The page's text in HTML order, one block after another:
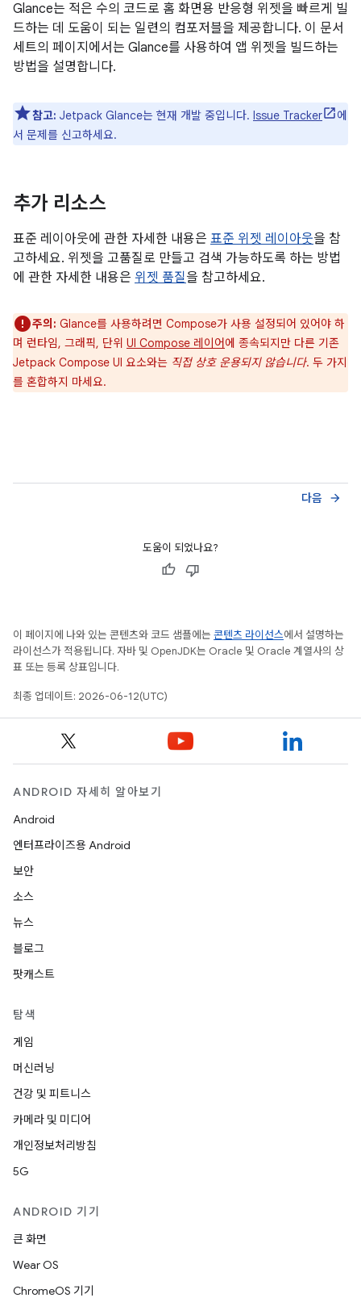
Glance는 적은 수의 코드로 홈 화면용 반응형 위젯을 빠르게 빌
드하는 데 도움이 되는 일련의 컴포저블을 제공합니다. 이 문서
세트의 페이지에서는 Glance를 사용하여 앱 위젯을 빌드하는
방법을 설명합니다.
참고: Jetpack Glance는 현재 개발 중입니다. Issue Tracker
에
서 문제를 신고하세요.
추가 리소스
표준 레이아웃에 관한 자세한 내용은 표준 위젯 레이아웃을 참
고하세요. 위젯을 고품질로 만들고 검색 가능하도록 하는 방법
에 관한 자세한 내용은 위젯 품질을 참고하세요.
주의: Glance를 사용하려면 Compose가 사용 설정되어 있어야 하
며 런타임, 그래픽, 단위 UI Compose 레이어에 종속되지만 다른 기존
Jetpack Compose UI 요소와는 직접 상호 운용되지 않습니다. 두 가지
를 혼합하지 마세요.
다음 arrow_forward
도움이 되었나요?
이 페이지에 나와 있는 콘텐츠와 코드 샘플에는 콘텐츠 라이선스에서 설명하는
라이선스가 적용됩니다. 자바 및 OpenJDK는 Oracle 및 Oracle 계열사의 상
표 또는 등록 상표입니다.
최종 업데이트: 2026-06-12(UTC)
ANDROID 자세히 알아보기
Android
엔터프라이즈용 Android
보안
소스
뉴스
블로그
팟캐스트
탐색
게임
머신러닝
건강 및 피트니스
카메라 및 미디어
개인정보처리방침
5G
ANDROID 기기
큰 화면
Wear OS
ChromeOS 기기